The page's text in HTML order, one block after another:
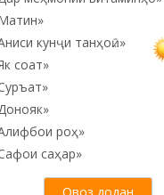
кунҷи танҳоӣ...»
соат»
роҳ»
саҳар»